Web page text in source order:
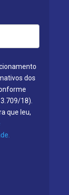
dos
18).
que leu,